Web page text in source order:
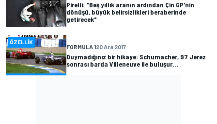
Pirelli: "Beş yıllık aranın ardından Çin GP'nin
dönüşü, büyük belirsizlikleri beraberinde
getirecek"
ÖZELLIK
FORMULA 120 Ara 2017
Duymadığınız bir hikaye: Schumacher, 97 Jerez
sonrası barda Villeneuve ile buluşur...